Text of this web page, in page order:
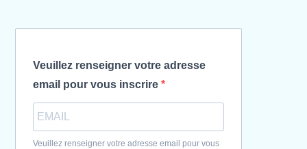
Veuillez renseigner votre adresse
email pour vous inscrire
Veuillez renseigner votre adresse email pour vous